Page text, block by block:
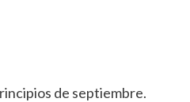
de septiembre.